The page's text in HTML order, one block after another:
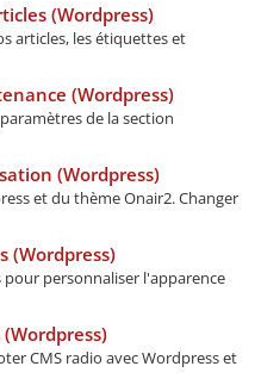
(Wordpress)
articles, les étiquettes et
(Wordpress)
de la section
(Wordpress)
et du thème Onair2. Changer
(Wordpress)
personnaliser l'apparence
CMS radio avec Wordpress et